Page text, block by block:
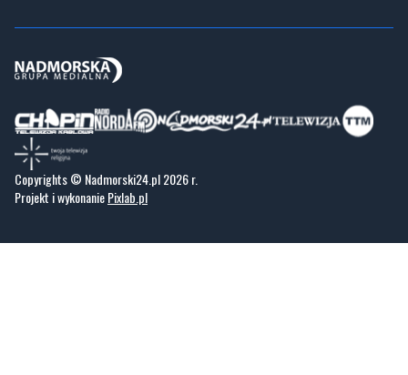
Copyrights © Nadmorski24.pl 2026 r.
Projekt i wykonaniePixlab.pl